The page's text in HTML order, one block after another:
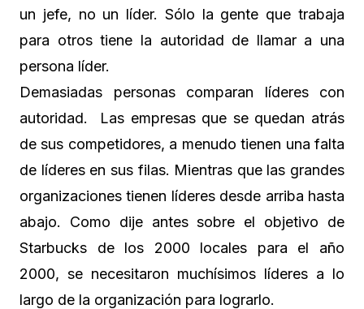
un jefe, no un líder. Sólo la gente que trabaja
para otros tiene la autoridad de llamar a una
persona líder.
Demasiadas personas comparan líderes con
autoridad. Las empresas que se quedan atrás
de sus competidores, a menudo tienen una falta
de líderes en sus filas. Mientras que las grandes
organizaciones tienen líderes desde arriba hasta
abajo. Como dije antes sobre el objetivo de
Starbucks de los 2000 locales para el año
2000, se necesitaron muchísimos líderes a lo
largo de la organización para lograrlo.